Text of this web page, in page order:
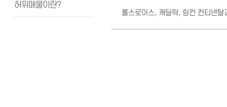
허위매물이란?
롤스로이스, 캐딜락, 링컨 컨티넨